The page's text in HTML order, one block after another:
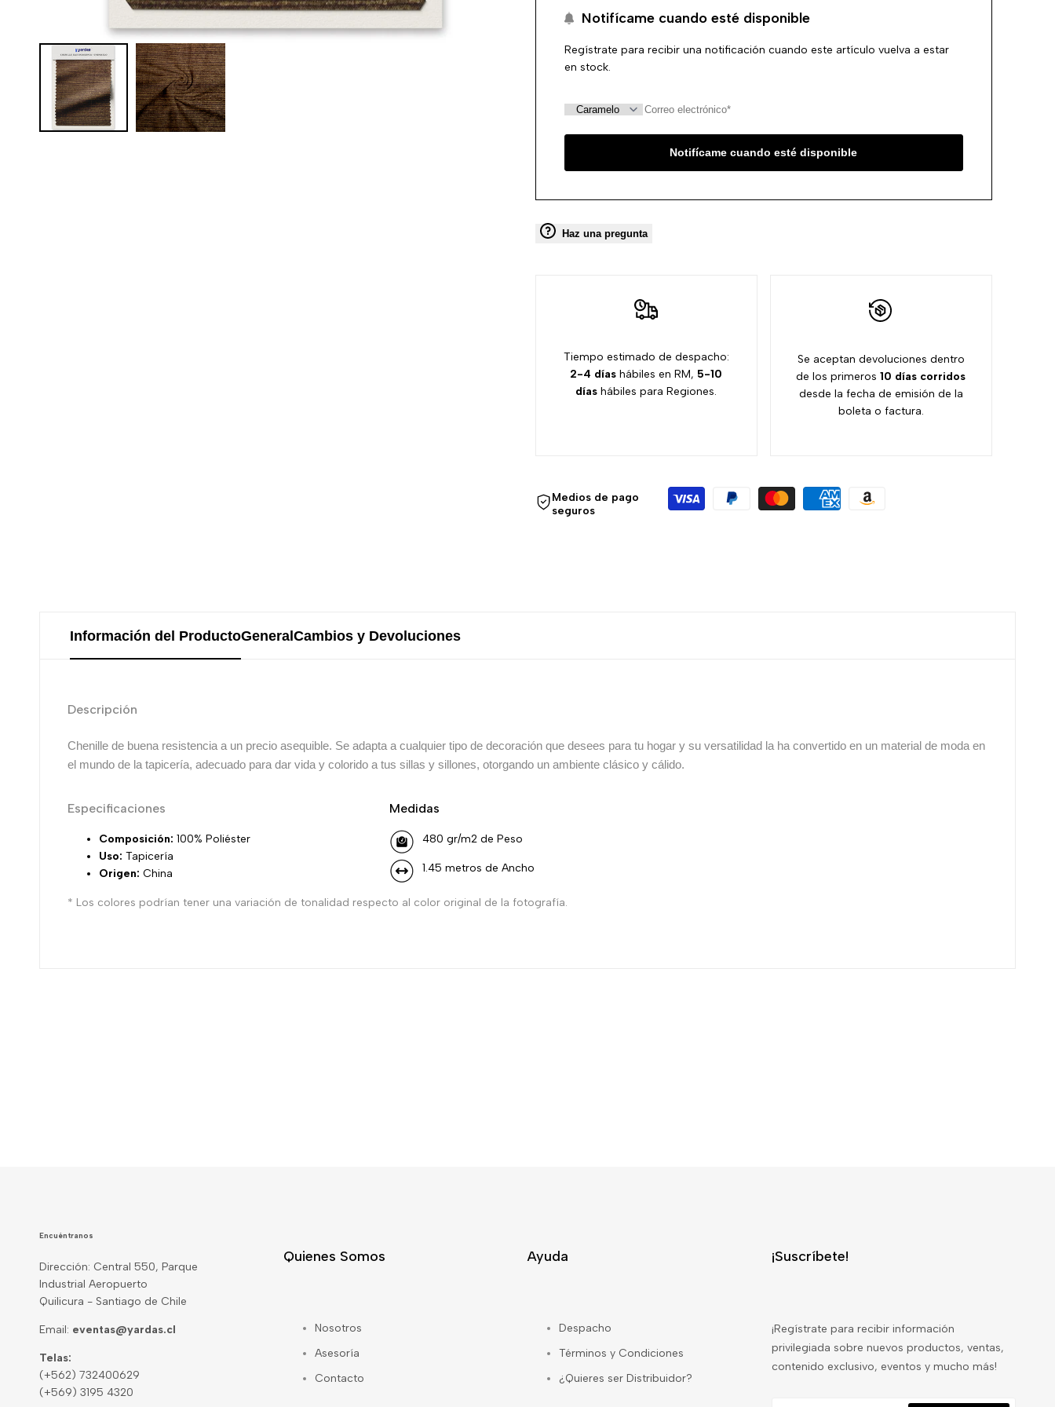
lista
deseos
Notifícame cuando esté disponible
Regístrate para recibir una notificación cuando este artículo vuelva a estar
en stock.
Notifícame cuando esté disponible
Haz una pregunta
Tiempo estimado de despacho:
2-4 días hábiles en RM, 5-10
días hábiles para Regiones.
Se aceptan devoluciones dentro
de los primeros10 días corridos
desde la fecha de emisión de la
boleta o factura.
Medios de pago
seguros
Información del ProductoGeneralCambios y Devoluciones
Descripción
Chenille de buena resistencia a un precio asequible. Se adapta a cualquier tipo de decoración que desees para tu hogar y su versatilidad la ha convertido en un material de moda en
el mundo de la tapicería, adecuado para dar vida y colorido a tus sillas y sillones, otorgando un ambiente clásico y cálido.
Especificaciones
Composición: 100% Poliéster
Uso: Tapicería
Origen: China
Medidas
480 gr/m2 de Peso
1.45 metros de Ancho
* Los colores podrían tener una variación de tonalidad respecto al color original de la fotografía.
Encuéntranos
Dirección: Central 550, Parque
Industrial Aeropuerto
Quilicura - Santiago de Chile
Email: eventas@yardas.cl
Telas:
(+562) 732400629
(+569) 3195 4320
Quienes Somos
Nosotros
Asesoría
Contacto
Ayuda
Despacho
Términos y Condiciones
¿Quieres ser Distribuidor?
¡Suscríbete!
¡Regístrate para recibir información
privilegiada sobre nuevos productos, ventas,
contenido exclusivo, eventos y mucho más!